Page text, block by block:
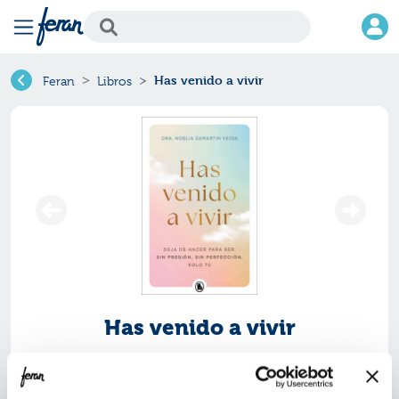
Feran Libros Has venido a vivir
Has venido a vivir
Ref.
ISBN: